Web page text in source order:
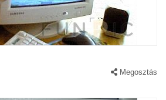
Megosztás